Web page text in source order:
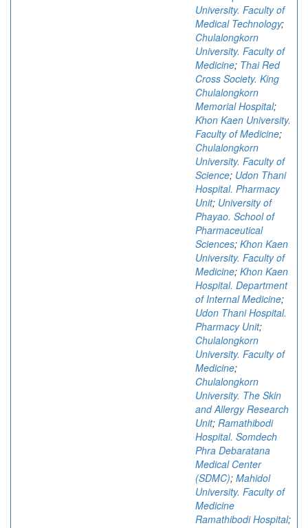
University. Faculty of
Medical Technology;
Chulalongkorn
University. Faculty of
Medicine; Thai Red
Cross Society. King
Chulalongkorn
Memorial Hospital;
Khon Kaen University.
Faculty of Medicine;
Chulalongkorn
University. Faculty of
Science; Udon Thani
Hospital. Pharmacy
Unit; University of
Phayao. School of
Pharmaceutical
Sciences; Khon Kaen
University. Faculty of
Medicine; Khon Kaen
Hospital. Department
of Internal Medicine;
Udon Thani Hospital.
Pharmacy Unit;
Chulalongkorn
University. Faculty of
Medicine;
Chulalongkorn
University. The Skin
and Allergy Research
Unit; Ramathibodi
Hospital. Somdech
Phra Debaratana
Medical Center
(SDMC); Mahidol
University. Faculty of
Medicine
Ramathibodi Hospital;